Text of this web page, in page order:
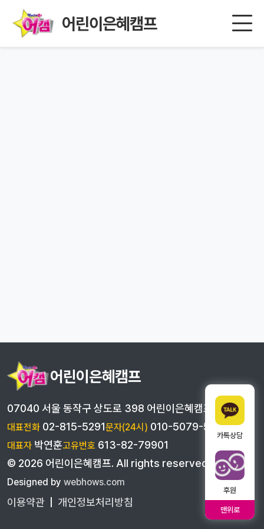
어린이은혜캠프
카톡상담
후원
맨위로
어린이은혜캠프
07040 서울 동작구 상도로 398 어린이은혜캠프
대표전화 02-815-5291문자(24시) 010-5079-5291
대표자 박연훈고유번호 613-82-79901
© 2026 어린이은혜캠프. All rights reserved
Designed by webhows.com
이용약관 개인정보처리방침